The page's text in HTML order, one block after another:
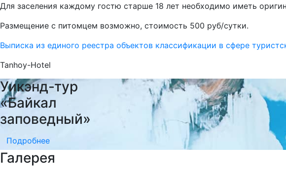
Для заселения каждому гостю старше 18 лет необходимо иметь
Размещение с питомцем возможно, стоимость 500 руб/сутки.
Выписка из единого реестра объектов классификации в сфере
Tanhoy-Hotel
Уикэнд-тур
«Байкал
заповедный»
Подробнее
Галерея